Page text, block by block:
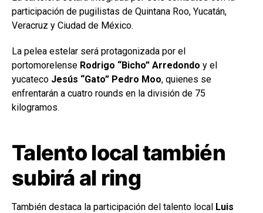
participación de pugilistas de Quintana Roo, Yucatán,
Veracruz y Ciudad de México.
La pelea estelar será protagonizada por el
portomorelense Rodrigo “Bicho” Arredondo y el
yucateco Jesús “Gato” Pedro Moo, quienes se
enfrentarán a cuatro rounds en la división de 75
kilogramos.
Talento local también
subirá al ring
También destaca la participación del talento local Luis